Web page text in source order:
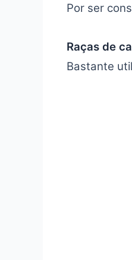
Por ser
Raças de
Bastante